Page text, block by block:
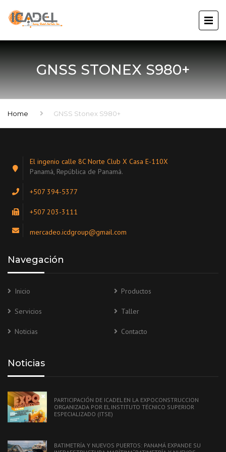
GNSS STONEX S980+
Home GNSS Stonex S980+
El ingenio calle 8C Norte Club X Casa E-110X
Panamá, República de Panamá.
+507 394-5377
+507 203-3111
mercadeo.icdgroup@gmail.com
Navegación
Inicio Productos
Servicios Taller
Noticias Contacto
Noticias
PARTICIPACIÓN DE ICADEL EN LA EXPOCONSTRUCCION
ORGANIZADA POR EL INSTITUTO TÉCNICO SUPERIOR
ESPECIALIZADO (ITSE)
BATIMETRÍA Y NUEVOS PUERTOS: PANAMÁ EXPANDE SU